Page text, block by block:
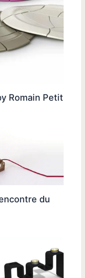
Romain Petit
du